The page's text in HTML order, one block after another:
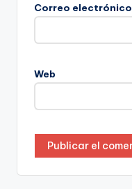
Correo electrónico
Web